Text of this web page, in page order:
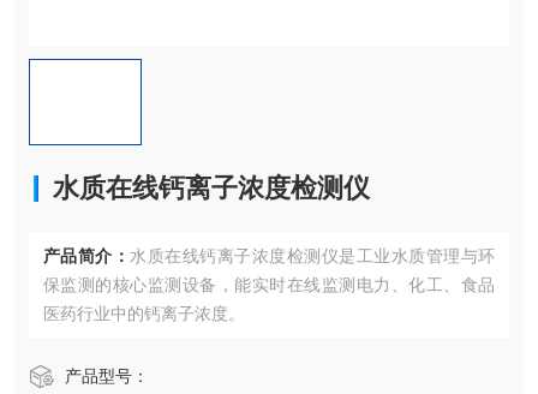
水质在线钙离子浓度检测仪
产品简介： 水质在线钙离子浓度检测仪是工业水质管理与环
保监测的核心监测设备，能实时在线监测电力、化工、食品
医药行业中的钙离子浓度。
产品型号：